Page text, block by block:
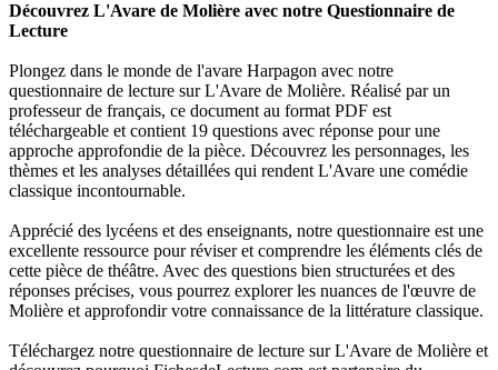
Découvrez L'Avare de Molière avec notre Questionnaire de
Lecture
Plongez dans le monde de l'avare Harpagon avec notre
questionnaire de lecture sur L'Avare de Molière. Réalisé par un
professeur de français, ce document au format PDF est
téléchargeable et contient 19 questions avec réponse pour une
approche approfondie de la pièce. Découvrez les personnages, les
thèmes et les analyses détaillées qui rendent L'Avare une comédie
classique incontournable.
Apprécié des lycéens et des enseignants, notre questionnaire est une
excellente ressource pour réviser et comprendre les éléments clés de
cette pièce de théâtre. Avec des questions bien structurées et des
réponses précises, vous pourrez explorer les nuances de l'œuvre de
Molière et approfondir votre connaissance de la littérature classique.
Téléchargez notre questionnaire de lecture sur L'Avare de Molière et